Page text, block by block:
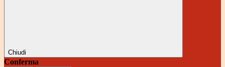
Chiudi
Conferma